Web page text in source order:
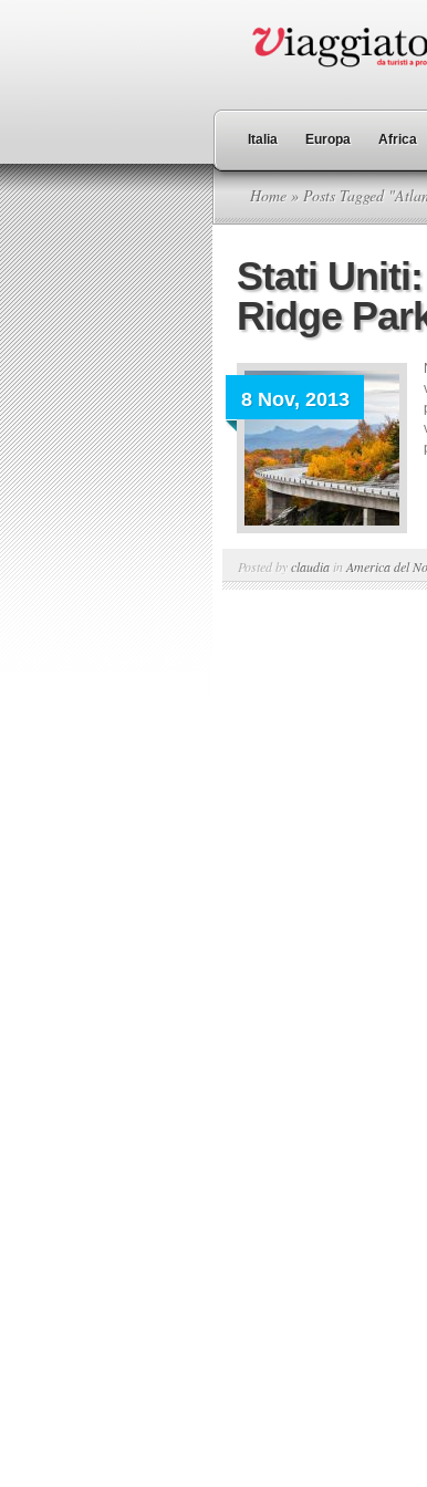
Italia Europa Africa
Home » Posts Tagged
Stati
Ridge
8 Nov, 2013
Posted byclaudia in America del